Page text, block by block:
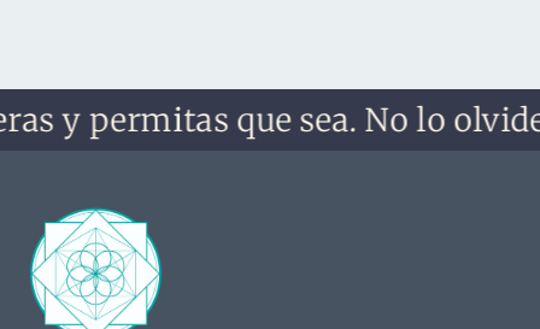
y permitas que sea. No lo